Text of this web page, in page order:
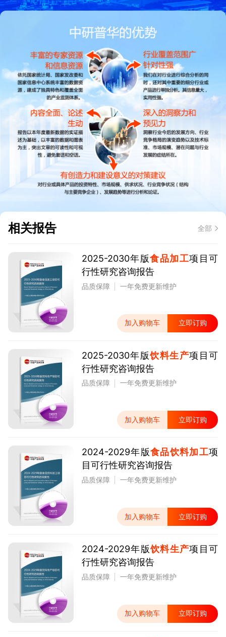
相关报告 全部
2025-2030年版食品加工项目可
行性研究咨询报告
品质保障 一年免费更新维护
加入购物车 立即订购
2025-2030年版饮料生产项目可
行性研究咨询报告
品质保障 一年免费更新维护
加入购物车 立即订购
2024-2029年版食品饮料加工项
目可行性研究咨询报告
品质保障 一年免费更新维护
加入购物车 立即订购
2024-2029年版饮料生产项目可
行性研究咨询报告
品质保障 一年免费更新维护
加入购物车 立即订购